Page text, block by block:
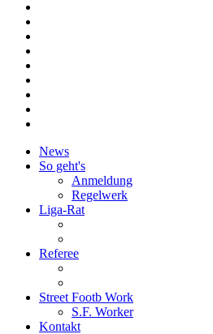
News
So geht's
Anmeldung
Regelwerk
Liga-Rat
Referee
Street Footb Work
S.F. Worker
Kontakt